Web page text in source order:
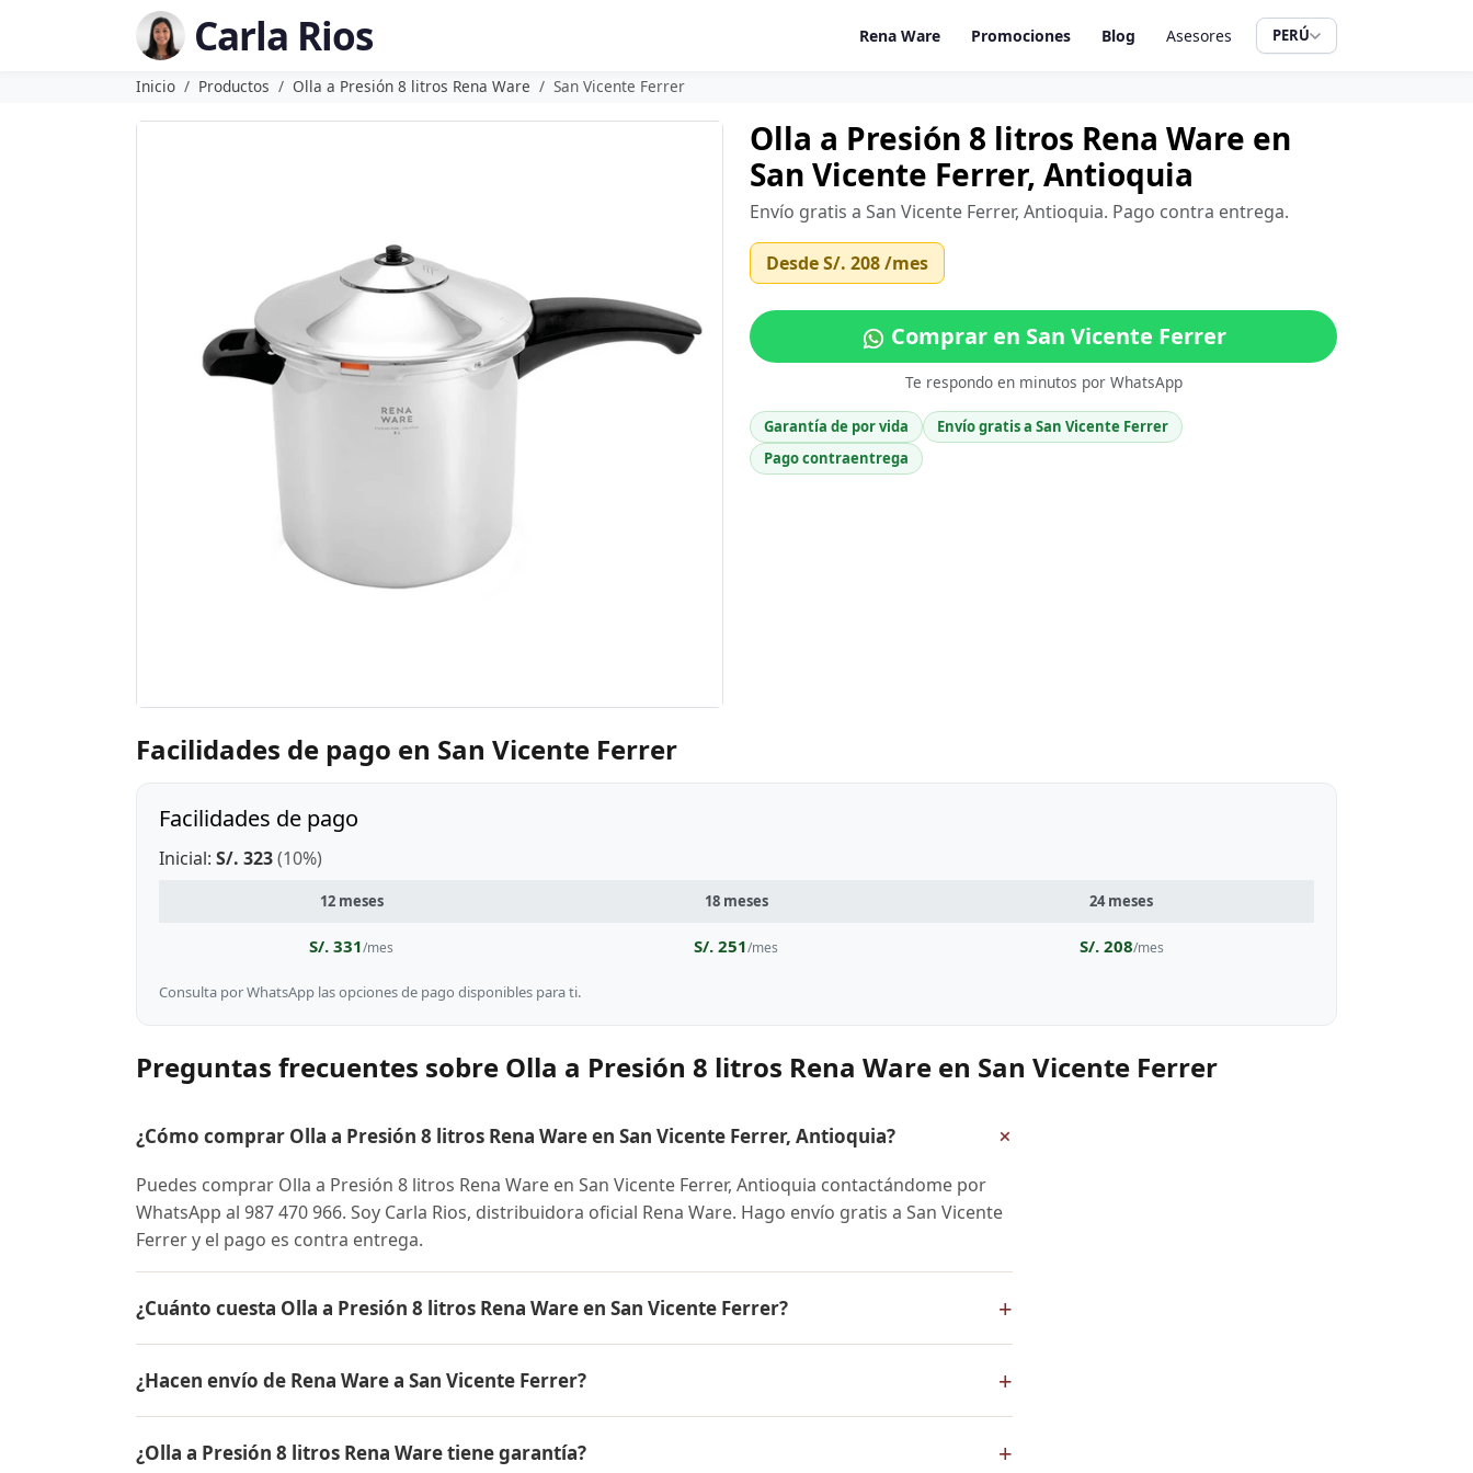
Carla Rios Rena Ware Promociones Blog Asesores PERÚ
Inicio Productos Olla a Presión 8 litros Rena Ware San Vicente Ferrer
Olla a Presión 8 litros Rena Ware en
San Vicente Ferrer, Antioquia
Envío gratis a San Vicente Ferrer, Antioquia. Pago contra entrega.
DesdeS/. 208/mes
Comprar en San Vicente Ferrer
Te respondo en minutos por WhatsApp
Garantía de por vida
Envío gratis a San Vicente Ferrer
Pago contraentrega
Facilidades de pago en San Vicente Ferrer
Facilidades de pago
Inicial: S/. 323(10%)
12 meses 18 meses 24 meses
S/. 331/mes S/. 251/mes S/. 208/mes
Consulta por WhatsApp las opciones de pago disponibles para ti.
Preguntas frecuentes sobre Olla a Presión 8 litros Rena Ware en San Vicente Ferrer
¿Cómo comprar Olla a Presión 8 litros Rena Ware en San Vicente Ferrer, Antioquia? +
Puedes comprar Olla a Presión 8 litros Rena Ware en San Vicente Ferrer, Antioquia contactándome por
WhatsApp al 987 470 966. Soy Carla Rios, distribuidora oficial Rena Ware. Hago envío gratis a San Vicente
Ferrer y el pago es contra entrega.
¿Cuánto cuesta Olla a Presión 8 litros Rena Ware en San Vicente Ferrer? +
para conocer el precio actual, promociones disponibles y facilidades de pago en cuotas desde el 10% de
inicial.
¿Hacen envío de Rena Ware a San Vicente Ferrer? +
Colombia. El pago es contra entrega.
¿Olla a Presión 8 litros Rena Ware tiene garantía? +